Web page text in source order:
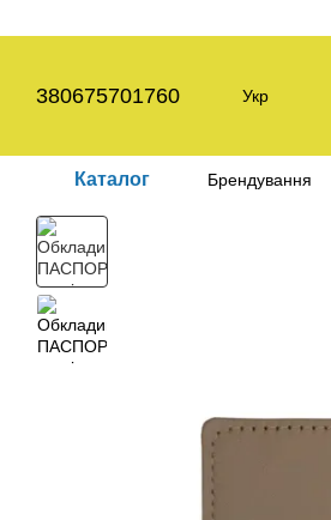
380675701760 Укр
Каталог Брендування